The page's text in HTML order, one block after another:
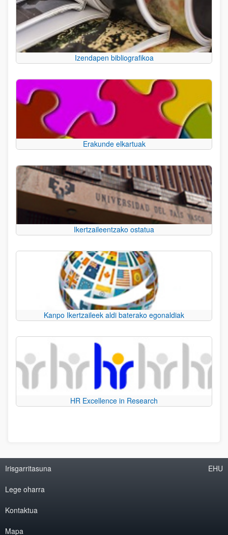
Izendapen bibliografikoa
Erakunde elkartuak
Ikertzaileentzako ostatua
Kanpo Ikertzaileek aldi baterako egonaldiak
HR Excellence in Research
Irisgarritasuna
Lege oharra
Kontaktua
Mapa
EHU